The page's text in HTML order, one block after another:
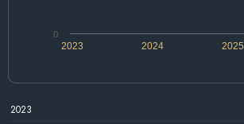
2024
2023 2025
0
2023